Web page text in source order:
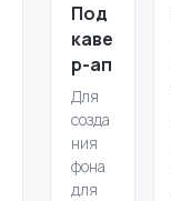
Под
каве
р-ап
Для
созда
ния
фона
для